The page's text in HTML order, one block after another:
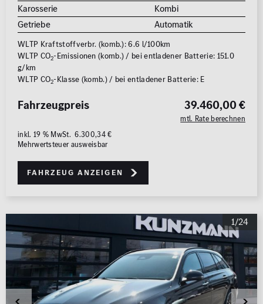
Karosserie
Kombi
Getriebe
Automatik
WLTP Kraftstoffverbr. (komb.): 6.6 l/100km
WLTP CO2-Emissionen (komb.) / bei entladener Batterie: 151.0
g/km
WLTP CO2-Klasse (komb.) / bei entladener Batterie: E
39.460,00 €
mtl. Rate berechnen
Fahrzeugpreis
inkl. 19 % MwSt. 6.300,34 €
Mehrwertsteuer ausweisbar
Fahrzeug anzeigen
1/24